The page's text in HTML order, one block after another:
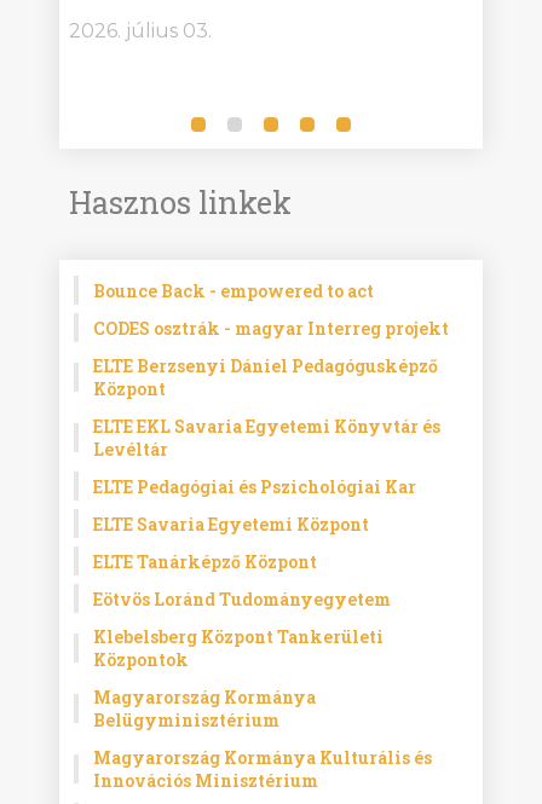
2026. július 03.
Hasznos linkek
Bounce Back - empowered to act
CODES osztrák - magyar Interreg projekt
ELTE Berzsenyi Dániel Pedagógusképző
Központ
ELTE EKL Savaria Egyetemi Könyvtár és
Levéltár
ELTE Pedagógiai és Pszichológiai Kar
ELTE Savaria Egyetemi Központ
ELTE Tanárképző Központ
Eötvös Loránd Tudományegyetem
Klebelsberg Központ Tankerületi
Központok
Magyarország Kormánya
Belügyminisztérium
Magyarország Kormánya Kulturális és
Innovációs Minisztérium